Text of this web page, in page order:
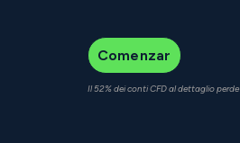
Comenzar
Il 52% dei conti CFD al dettaglio